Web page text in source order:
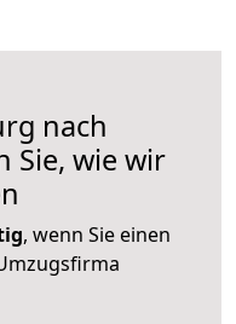
nach
Sie, wie wir
, wenn Sie einen